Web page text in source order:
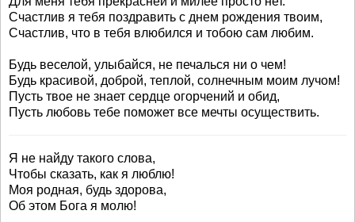
Счастлив я тебя поздравить с днем рождения твоим,
Счастлив, что в тебя влюбился и тобою сам любим.
Будь веселой, улыбайся, не печалься ни о чем!
Будь красивой, доброй, теплой, солнечным моим лучом!
Пусть твое не знает сердце огорчений и обид,
Пусть любовь тебе поможет все мечты осуществить.
Я не найду такого слова,
Чтобы сказать, как я люблю!
Моя родная, будь здорова,
Об этом Бога я молю!